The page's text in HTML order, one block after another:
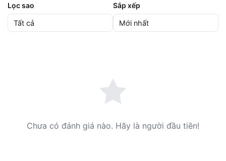
Lọc sao Sắp xếp
Chưa có đánh giá nào. Hãy là người đầu tiên!